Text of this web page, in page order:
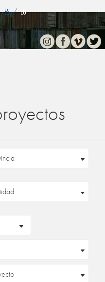
ES / EU
InstagramFacebook
Vimeo